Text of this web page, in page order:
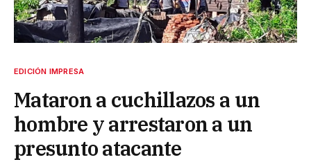
EDICIÓN IMPRESA
Mataron a cuchillazos a un
hombre y arrestaron a un
presunto atacante